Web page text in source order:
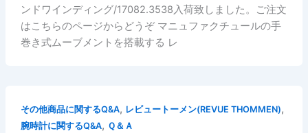
ンドワインディング/17082.3538入荷致しました。ご注文
はこちらのページからどうぞ マニュファクチュールの手
巻き式ムーブメントを搭載する レ
その他商品に関するQ&A, レビュートーメン(REVUE THOMMEN),
腕時計に関するQ&A, Ｑ＆Ａ